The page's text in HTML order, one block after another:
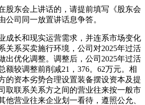
东会上讲话的，请提前填写《股东会
公司同一放置讲话息争答。
长和现实运营需求，并连系市场变化
关系买卖施行环境，公司对2025年过活
出优化调整。调整后，公司2025年过活
额较调整前削减21，376。62万元。相
的资本劣势合理设置装备摆设资本及提
取联系关系方之间的营业往来按一般市
他营业往来企业划一看待，遵照公允、